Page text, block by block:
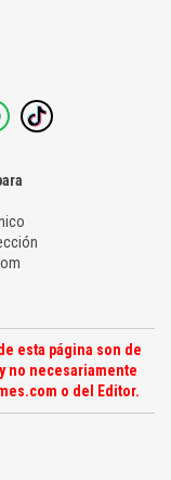
esta página son de
no necesariamente
o del Editor.